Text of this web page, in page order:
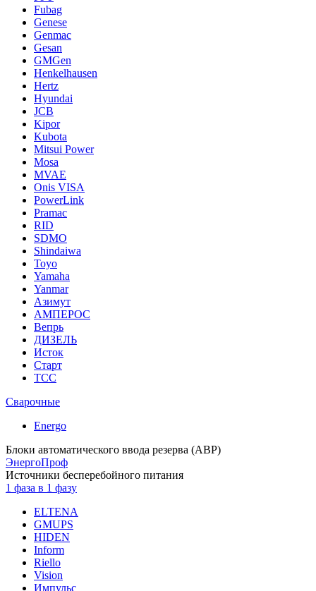
Fubag
Genese
Genmac
Gesan
GMGen
Henkelhausen
Hertz
Hyundai
JCB
Kipor
Kubota
Mitsui Power
Mosa
MVAE
Onis VISA
PowerLink
Pramac
RID
SDMO
Shindaiwa
Toyo
Yamaha
Yanmar
Азимут
АМПЕРОС
Вепрь
ДИЗЕЛЬ
Исток
Старт
ТСС
Сварочные
Energo
Блоки автоматического ввода резерва (АВР)
ЭнергоПроф
Источники бесперебойного питания
1 фаза в 1 фазу
ELTENA
GMUPS
HIDEN
Inform
Riello
Vision
Импульс